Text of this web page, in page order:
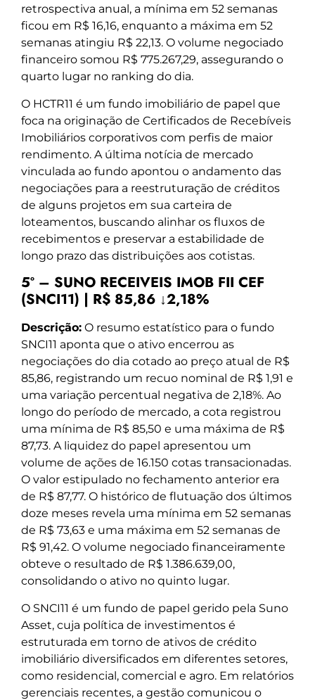
retrospectiva anual, a mínima em 52 semanas
ficou em R$ 16,16, enquanto a máxima em 52
semanas atingiu R$ 22,13. O volume negociado
financeiro somou R$ 775.267,29, assegurando o
quarto lugar no ranking do dia.
O HCTR11 é um fundo imobiliário de papel que
foca na originação de Certificados de Recebíveis
Imobiliários corporativos com perfis de maior
rendimento. A última notícia de mercado
vinculada ao fundo apontou o andamento das
negociações para a reestruturação de créditos
de alguns projetos em sua carteira de
loteamentos, buscando alinhar os fluxos de
recebimentos e preservar a estabilidade de
longo prazo das distribuições aos cotistas.
5º – SUNO RECEIVEIS IMOB FII CEF
(SNCI11) | R$ 85,86 ↓2,18%
Descrição: O resumo estatístico para o fundo
SNCI11 aponta que o ativo encerrou as
negociações do dia cotado ao preço atual de R$
85,86, registrando um recuo nominal de R$ 1,91 e
uma variação percentual negativa de 2,18%. Ao
longo do período de mercado, a cota registrou
uma mínima de R$ 85,50 e uma máxima de R$
87,73. A liquidez do papel apresentou um
volume de ações de 16.150 cotas transacionadas.
O valor estipulado no fechamento anterior era
de R$ 87,77. O histórico de flutuação dos últimos
doze meses revela uma mínima em 52 semanas
de R$ 73,63 e uma máxima em 52 semanas de
R$ 91,42. O volume negociado financeiramente
obteve o resultado de R$ 1.386.639,00,
consolidando o ativo no quinto lugar.
O SNCI11 é um fundo de papel gerido pela Suno
Asset, cuja política de investimentos é
estruturada em torno de ativos de crédito
imobiliário diversificados em diferentes setores,
como residencial, comercial e agro. Em relatórios
gerenciais recentes, a gestão comunicou o